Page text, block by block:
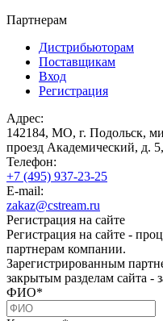
Партнерам
Дистрибьюторам
Поставщикам
Вход
Регистрация
Адрес:
142184, МО, г. Подольск,
проезд Академический, д.
Телефон:
+7 (495) 937-23-25
E-mail:
zakaz@cstream.ru
Регистрация на сайте
Регистрация на сайте -
партнерам компании.
Зарегистрированным
закрытым разделам сайта -
ФИО*